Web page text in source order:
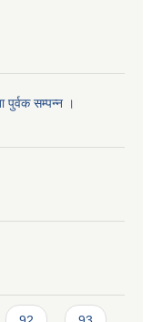
पुर्वक सम्पन्न ।